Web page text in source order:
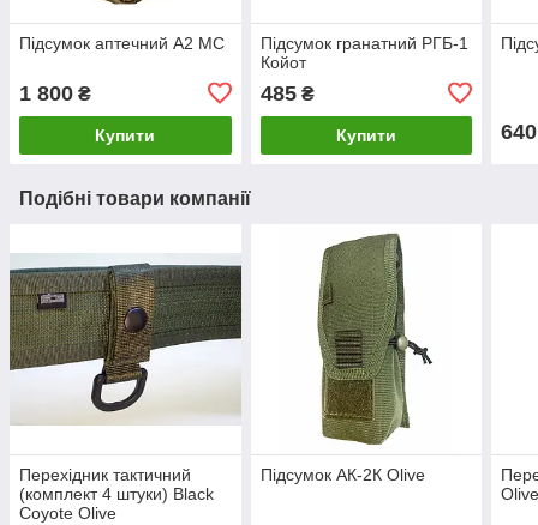
Підсумок аптечний А2 MC
1 800 ₴
Купити
Підсумок гранатний РГБ-1
Койот
485₴
Купити 640
Подібні товари компанії
Перехідник тактичний
(комплект 4 штуки) Black
Coyote Olive
Підсумок АК-2К Olive